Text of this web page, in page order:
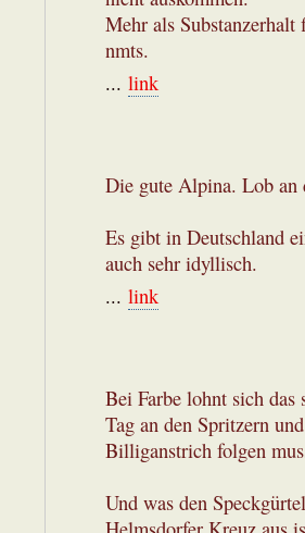
Mehr als
nmts.
... link
Die gute Alpina. Lob an
Es gibt in Deutschland
auch sehr idyllisch.
... link
Bei Farbe lohnt sich das
Tag an den Spritzern
Billiganstrich folgen
Und was den